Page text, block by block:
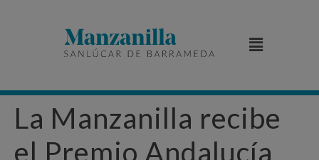
La Manzanilla recibe
el Premio Andalucía